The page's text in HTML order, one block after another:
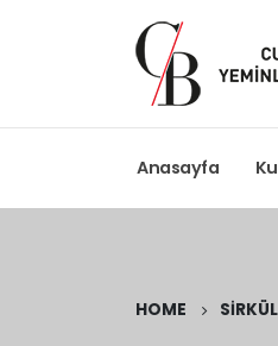
Anasayfa
HOME